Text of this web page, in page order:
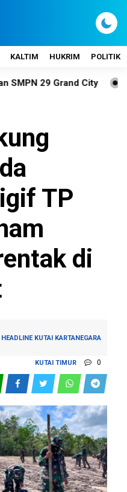
KALTIM HUKRIM POLITIK
29 Grand City KPK
TP
di
HEADLINE KUTAI KARTANEGARA
KUTAI TIMUR 0